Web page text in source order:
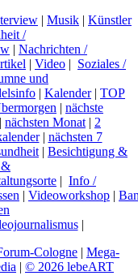
| Musik | Künstler
/
| Nachrichten /
| Video | Soziales /
und
| Kalender| TOP
| nächste
| nächsten Monat | 2
| nächsten 7
| Besichtigung &
&
| Info /
| Videoworkshop |
|
Cologne | Mega-
| © 2026 lebeART